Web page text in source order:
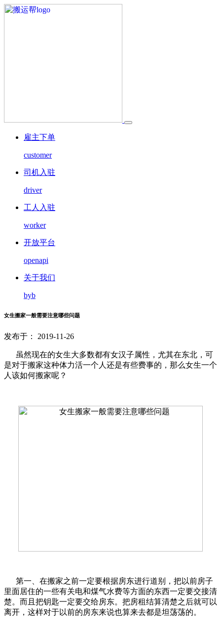
雇主下单
customer
司机入驻
driver
工人入驻
worker
开放平台
openapi
关于我们
byb
女生搬家一般需要注意哪些问题
发布于： 2019-11-26
虽然现在的女生大多数都有女汉子属性，尤其在东北，可
是对于搬家这种体力活一个人还是有些费事的，那么女生一个
人该如何搬家呢？
第一、在搬家之前一定要根据房东进行道别，把以前房子
里面居住的一些有关电和煤气水费等方面的东西一定要交接清
楚。而且把钥匙一定要交给房东。把房租结算清楚之后就可以
离开，这样对于以前的房东来说也算来去都是坦荡荡的。